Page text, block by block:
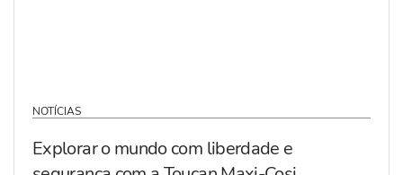
NOTÍCIAS
Explorar o mundo com liberdade e